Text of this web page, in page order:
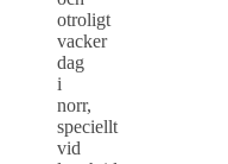
otroligt
vacker
dag
i
norr,
speciellt
vid